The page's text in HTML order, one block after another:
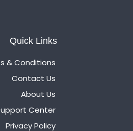
Quick Links
& Conditions
Contact Us
About Us
Center
Privacy Policy